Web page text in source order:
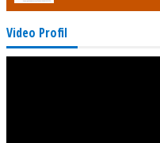
Video Profil